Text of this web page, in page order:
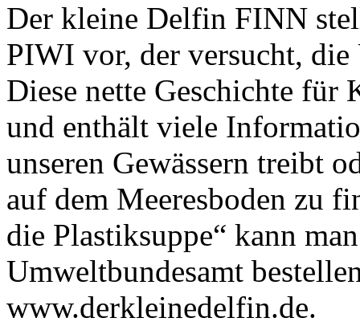
Der kleine Delfin FINN
PIWI vor, der versucht,
Diese nette Geschichte für
und enthält viele
unseren Gewässern treibt
auf dem Meeresboden zu
die Plastiksuppe“ kann
Umweltbundesamt
www.derkleinedelfin.de.